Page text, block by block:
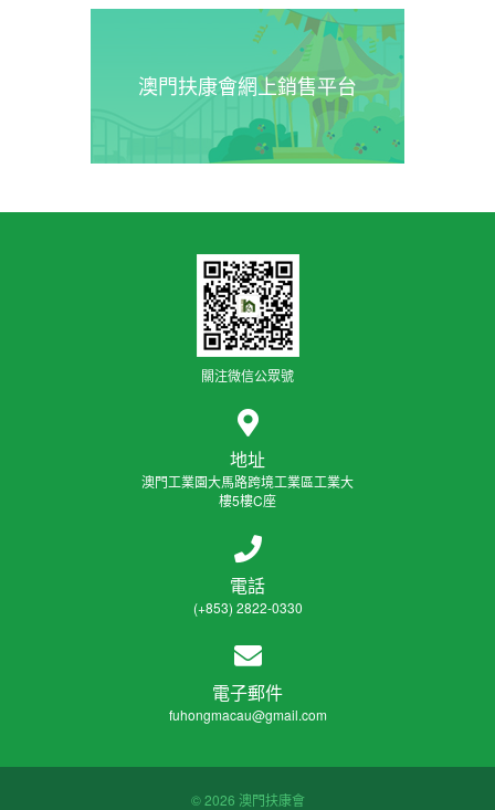
澳門扶康會網上銷售平台
關注微信公眾號
地址
澳門工業園大馬路跨境工業區工業大
樓5樓C座
電話
(+853) 2822-0330
電子郵件
fuhongmacau@gmail.com
© 2026 澳門扶康會